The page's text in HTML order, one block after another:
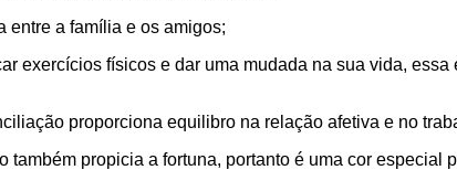
entre a família e os amigos;
exercícios físicos e dar uma mudada na sua vida,
proporciona equilibro na relação afetiva e no
propicia a fortuna, portanto é uma cor especial